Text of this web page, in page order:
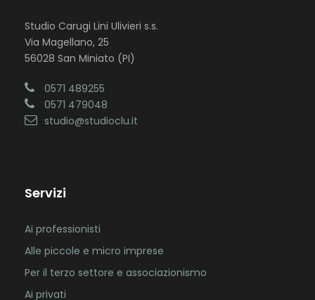
Studio Carugi Lini Ulivieri s.s.
Via Magellano, 25
56028 San Miniato (PI)
0571 489255
0571 479048
studio@studioclu.it
Servizi
Ai professionisti
Alle piccole e micro imprese
Per il terzo settore e associazionismo
Ai privati